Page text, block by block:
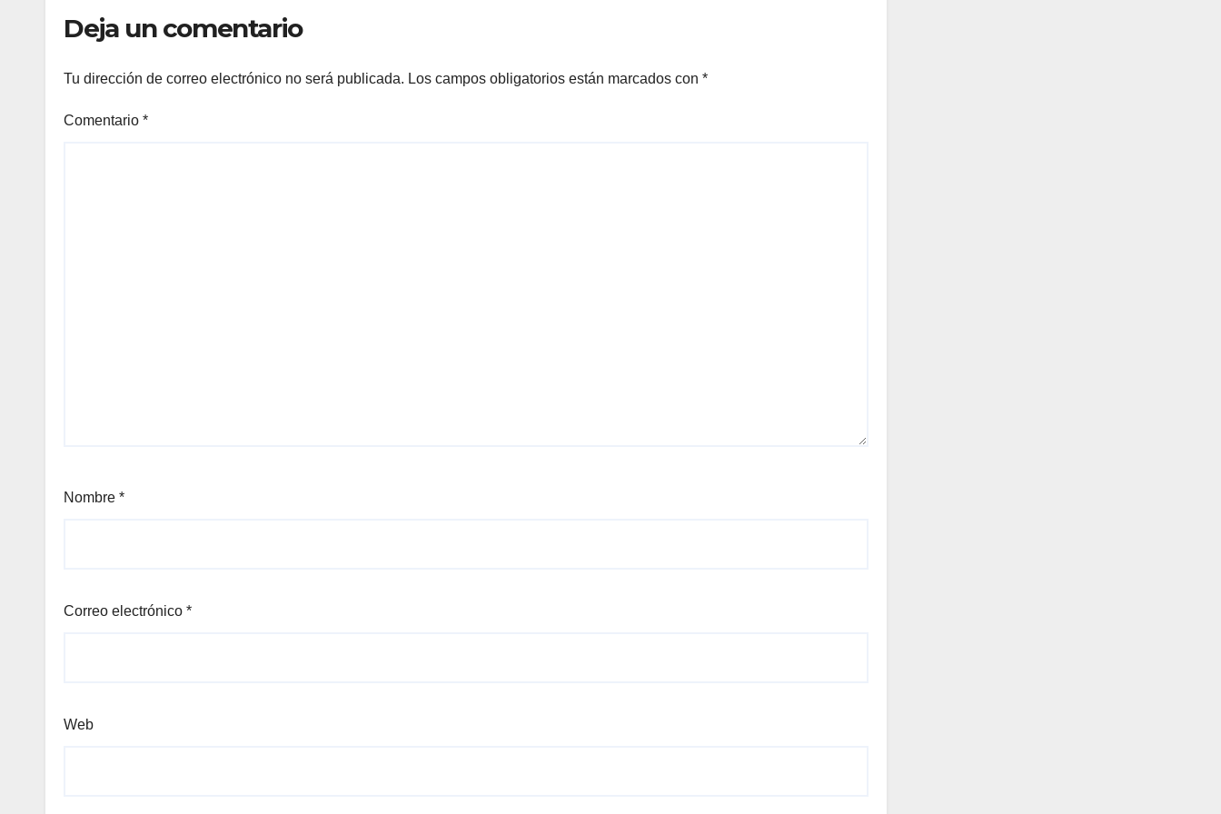
Deja un comentario
Tu dirección de correo electrónico no será publicada. Los campos obligatorios están marcados con *
Comentario *
Nombre *
Correo electrónico *
Web